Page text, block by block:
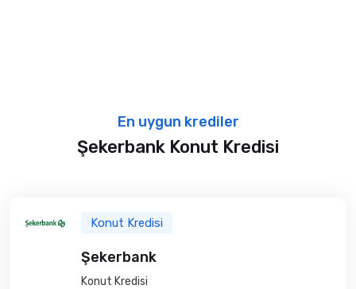
En uygun krediler
Şekerbank Konut Kredisi
Konut Kredisi
Şekerbank
Konut Kredisi